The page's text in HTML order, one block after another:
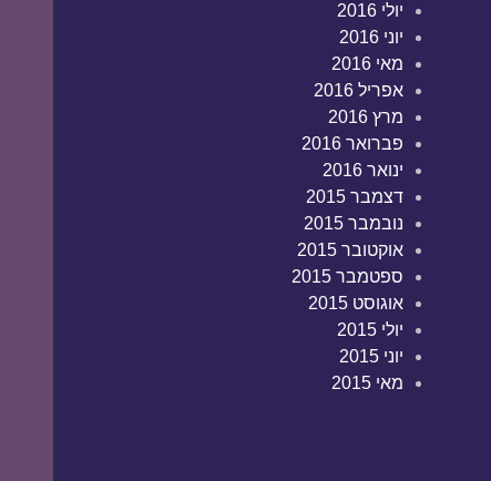
יולי 2016
יוני 2016
מאי 2016
אפריל 2016
מרץ 2016
פברואר 2016
ינואר 2016
דצמבר 2015
נובמבר 2015
אוקטובר 2015
ספטמבר 2015
אוגוסט 2015
יולי 2015
יוני 2015
מאי 2015